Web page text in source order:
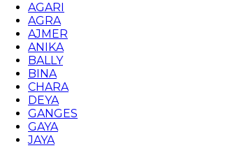
AGARI
AGRA
AJMER
ANIKA
BALLY
BINA
CHARA
DEYA
GANGES
GAYA
JAYA